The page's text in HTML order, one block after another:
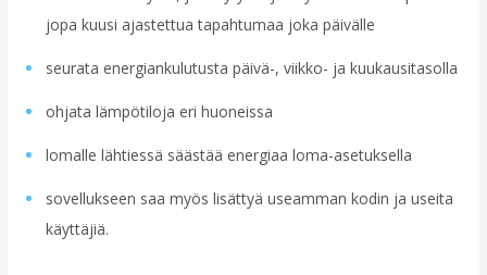
jopa kuusi ajastettua tapahtumaa joka päivälle
seurata energiankulutusta päivä-, viikko- ja kuukausitasolla
ohjata lämpötiloja eri huoneissa
lomalle lähtiessä säästää energiaa loma-asetuksella
sovellukseen saa myös lisättyä useamman kodin ja useita
käyttäjiä.